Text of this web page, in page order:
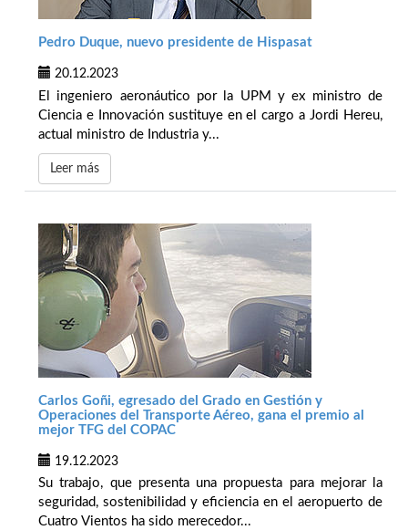
Pedro Duque, nuevo presidente de Hispasat
20.12.2023
El ingeniero aeronáutico por la UPM y ex ministro de
Ciencia e Innovación sustituye en el cargo a Jordi Hereu,
actual ministro de Industria y...
Leer más
Carlos Goñi, egresado del Grado en Gestión y
Operaciones del Transporte Aéreo, gana el premio al
mejor TFG del COPAC
19.12.2023
Su trabajo, que presenta una propuesta para mejorar la
seguridad, sostenibilidad y eficiencia en el aeropuerto de
Cuatro Vientos ha sido merecedor...